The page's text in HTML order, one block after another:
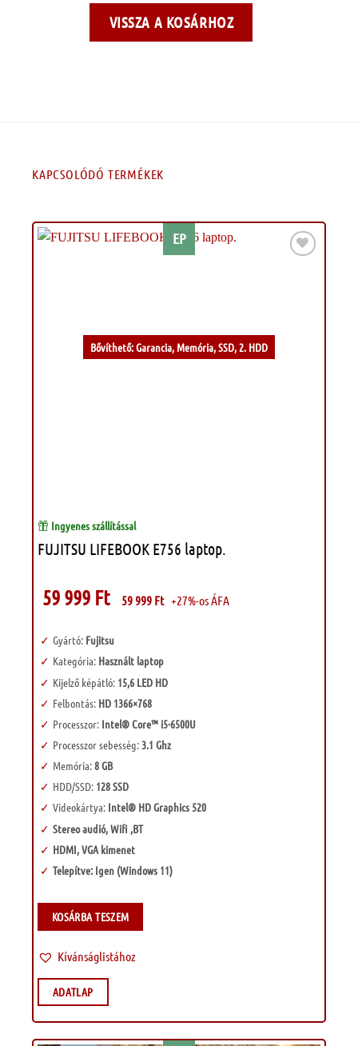
VISSZA A KOSÁRHOZ
KAPCSOLÓDÓ TERMÉKEK
EP
Bővíthető: Garancia, Memória, SSD, 2. HDD
Ingyenes szállítással
FUJITSU LIFEBOOK E756 laptop.
59 999 Ft 59 999 Ft +27%-os ÁFA
Gyártó: Fujitsu
Kategória:Használt laptop
Kijelző képátló: 15,6 LED HD
Felbontás: HD 1366×768
Processzor:Intel® Core™ i5-6500U
Processzor sebesség:3.1 Ghz
Memória:8 GB
HDD/SSD:128 SSD
Videokártya:Intel® HD Graphics 520
Stereo audió, Wifi ,BT
HDMI, VGA kimenet
Telepítve: Igen (Windows 11)
KOSÁRBA TESZEM
Kívánságlistához
ADATLAP